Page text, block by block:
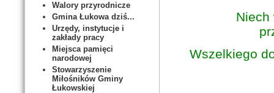
Walory przyrodnicze
Gmina Łukowa dziś...
Urzędy, instytucje i
zakłady pracy
Miejsca pamięci
narodowej
Stowarzyszenie
Miłośników Gminy
Łukowskiej
Niech
Wszelkiego